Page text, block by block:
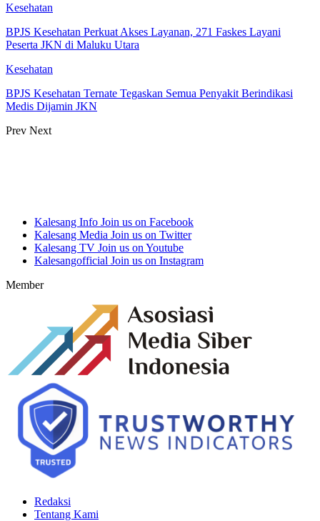
Kesehatan
BPJS Kesehatan Perkuat Akses Layanan, 271 Faskes Layani
Peserta JKN di Maluku Utara
Kesehatan
BPJS Kesehatan Ternate Tegaskan Semua Penyakit Berindikasi
Medis Dijamin JKN
Prev Next
Kalesang Info Join us on Facebook
Kalesang Media Join us on Twitter
Kalesang TV Join us on Youtube
Kalesangofficial Join us on Instagram
Member
Redaksi
Tentang Kami